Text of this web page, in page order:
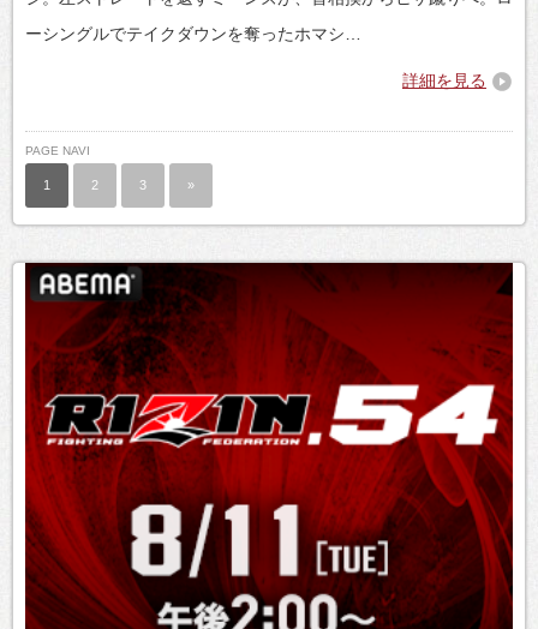
ーシングルでテイクダウンを奪ったホマシ…
詳細を見る
PAGE NAVI
1 2 3 »